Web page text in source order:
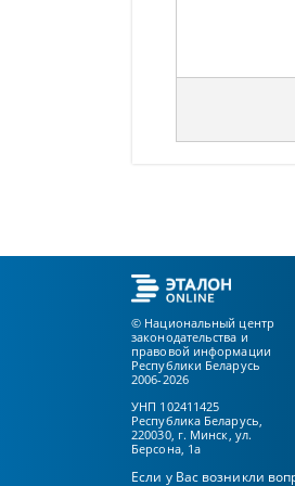
© Национальный центр
законодательства и
правовой информации
Республики Беларусь
2006-2026
УНП 102411425
Республика Беларусь,
220030, г. Минск, ул.
Берсона, 1а
Если у Вас возникли